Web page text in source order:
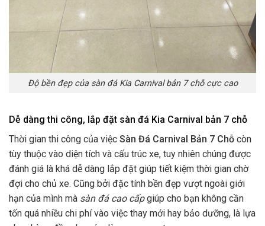
Độ bền đẹp của sàn đá Kia Carnival bản 7 chỗ cực cao
Dễ dàng thi công, lắp đặt sàn đá Kia Carnival bản 7 chỗ
Thời gian thi công của việc Sàn Đá Carnival Bản 7 Chỗ còn
tùy thuộc vào diện tích và cấu trúc xe, tuy nhiên chúng được
đánh giá là khá dễ dàng lắp đặt giúp tiết kiệm thời gian chờ
đợi cho chủ xe. Cũng bởi đặc tính bền đẹp vượt ngoài giới
hạn của mình mà sàn đá cao cấpgiúp cho bạn không cần
tốn quá nhiều chi phí vào việc thay mới hay bảo dưỡng, là lựa